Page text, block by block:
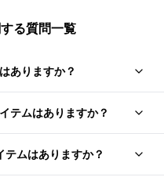
る質問一覧
ありますか？
テムはありますか？
テムはありますか？